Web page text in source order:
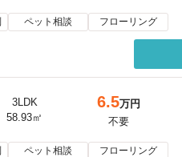
ペット相談 フローリング
3LDK
58.93㎡
6.5万円
不要
ペット相談 フローリング